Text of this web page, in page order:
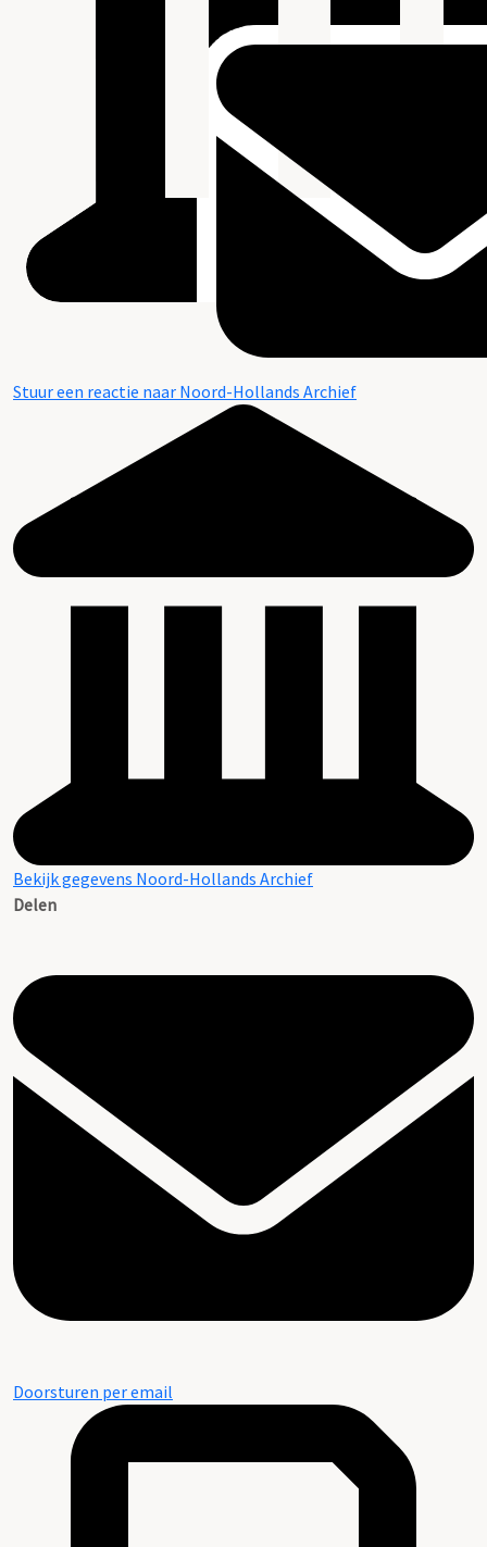
Stuur een reactie naar Noord-Hollands Archief
Bekijk gegevens Noord-Hollands Archief
Delen
Doorsturen per email